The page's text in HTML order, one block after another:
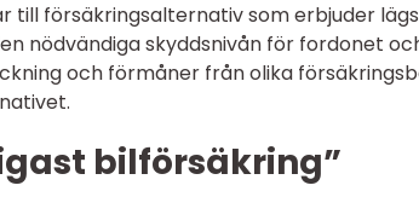
till försäkringsalternativ som erbjuder
nödvändiga skyddsnivån för fordonet
och förmåner från olika
bilförsäkring”